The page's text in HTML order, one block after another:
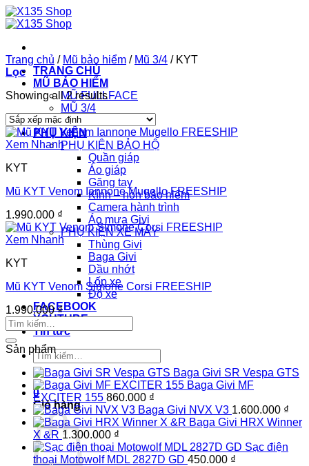
Chuyển
đến
dung
TRANG CHỦ
MŨ BẢO HIỂM
MŨ FULLFACE
MŨ 3/4
NÓN 1/2
PHỤ KIỆN
PHỤ KIỆN BẢO HỘ
Quần giáp
Áo giáp
Găng tay
Kính – nón bảo hiểm
Camera hành trình
Áo mưa Givi
PHỤ KIỆN XE MÁY
Thùng Givi
Baga Givi
Dầu nhớt
Lốp xe
Độ xe
FACEBOOK
YOUTUBE
Tin tức
Tìm
kiếm:
0
Giỏ hàng
Trang chủ / Mũ bảo hiểm / Mũ 3/4 /KYT
Lọc
Showing all 2 results
Xem Nhanh
KYT
Mũ KYT Venom Iannone Mugello FREESHIP
1.990.000 ₫
Xem Nhanh
KYT
Mũ KYT Venom Simone Corsi FREESHIP
1.990.000₫
Sản phẩm
Baga Givi SR Vespa GTS
Baga Givi MF
EXCITER 155 860.000 ₫
Baga Givi NVX V3 1.600.000 ₫
Baga Givi HRX Winner
X &R 1.300.000 ₫
Sạc điện
thoại Motowolf MDL 2827D GD 450.000 ₫